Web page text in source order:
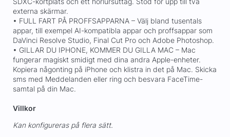
externa skärmar.
• FULL FART PÅ PROFFSAPPARNA – Välj bland tusentals
appar, till exempel AI-kompatibla appar och proffsappar som
DaVinci Resolve Studio, Final Cut Pro och Adobe Photoshop.
• GILLAR DU IPHONE, KOMMER DU GILLA MAC – Mac
fungerar magiskt smidigt med dina andra Apple-enheter.
Kopiera någonting på iPhone och klistra in det på Mac. Skicka
sms med Meddelanden eller ring och besvara FaceTime-
samtal på din Mac.
Villkor
Kan konfigureras på flera sätt.